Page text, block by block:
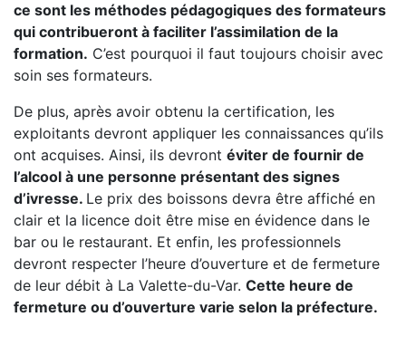
ce sont les méthodes pédagogiques des formateurs
qui contribueront à faciliter l’assimilation de la
formation. C’est pourquoi il faut toujours choisir avec
soin ses formateurs.
De plus, après avoir obtenu la certification, les
exploitants devront appliquer les connaissances qu’ils
ont acquises. Ainsi, ils devront éviter de fournir de
l’alcool à une personne présentant des signes
d’ivresse. Le prix des boissons devra être affiché en
clair et la licence doit être mise en évidence dans le
bar ou le restaurant. Et enfin, les professionnels
devront respecter l’heure d’ouverture et de fermeture
de leur débit à La Valette-du-Var. Cette heure de
fermeture ou d’ouverture varie selon la préfecture.